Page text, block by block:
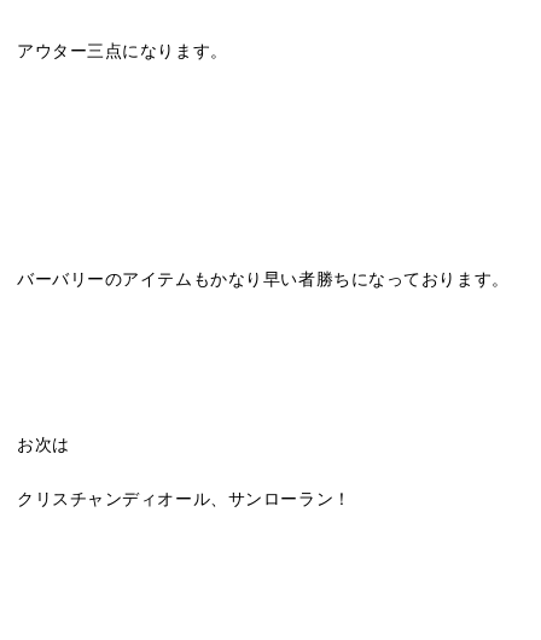
アウター三点になります。
バーバリーのアイテムもかなり早い者勝ちになっております。
お次は
クリスチャンディオール、サンローラン！